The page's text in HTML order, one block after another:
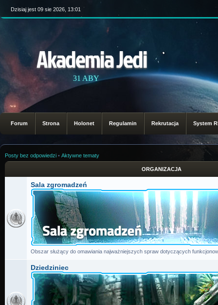
Dzisiaj jest 09 sie 2026, 13:01
Akademia Jedi
31 ABY
Forum Strona Holonet Regulamin Rekrutacja System
Posty bez odpowiedzi • Aktywne tematy
ORGANIZACJA
Sala zgromadzeń
Obszar służący do omawiania najważniejszych spraw dotyczących
Dziedziniec